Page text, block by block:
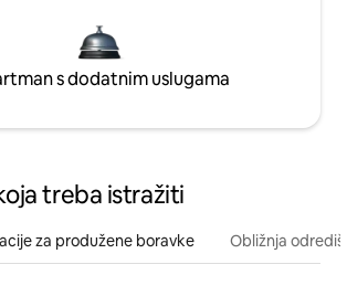
s dodatnim uslugama
treba istražiti
za produžene boravke Obližnja